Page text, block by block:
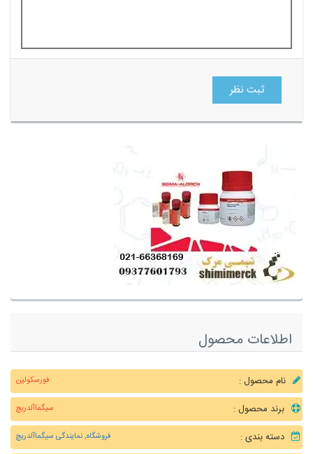
ثبت نظر
اطلاعات محصول
نام محصول : فورسکولین
برند محصول : سیگماآلدریچ
دسته بندی : فروشگاه,نمایندگی سیگماآلدریچ